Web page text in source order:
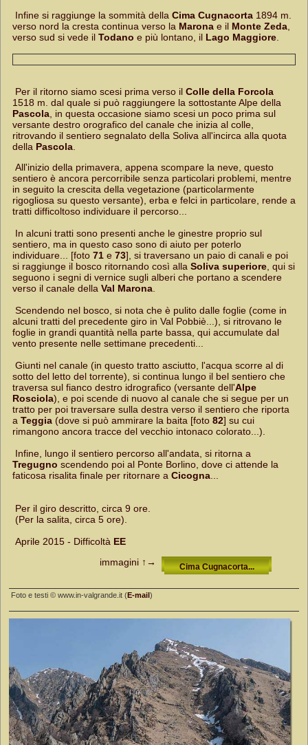
Infine si raggiunge la sommità della Cima Cugnacorta 1894 m.
verso nord la cresta continua verso la Marona e il Monte Zeda,
verso sud si vede il Todano e più lontano, il Lago Maggiore.
Per il ritorno siamo scesi prima verso il Colle della Forcola
1518 m. dal quale si può raggiungere la sottostante Alpe della
Pascola, in questa occasione siamo scesi un poco prima sul
versante destro orografico del canale che inizia al colle,
ritrovando il sentiero segnalato della Soliva all'incirca alla quota
della Pascola.
All'inizio della primavera, appena scompare la neve, questo
sentiero è ancora percorribile senza particolari problemi, mentre
in seguito la crescita della vegetazione (particolarmente
rigogliosa su questo versante), erba e felci in particolare, rende a
tratti difficoltoso individuare il percorso...
In alcuni tratti sono presenti anche le ginestre proprio sul
sentiero, ma in questo caso sono di aiuto per poterlo
individuare... [foto 71 e 73], si traversano un paio di canali e poi
si raggiunge il bosco ritornando così alla Soliva superiore, qui si
seguono i segni di vernice sugli alberi che portano a scendere
verso il canale della Val Marona.
Scendendo nel bosco, si nota che è pulito dalle foglie (come in
alcuni tratti del precedente giro in Val Pobbiè...), si ritrovano le
foglie in grandi quantità nella parte bassa, qui accumulate dal
vento presente nelle settimane precedenti...
Giunti nel canale (in questo tratto asciutto, l'acqua scorre al di
sotto del letto del torrente), si continua lungo il bel sentiero che
traversa sul fianco destro idrografico (versante dell'Alpe
Rosciola), e poi scende di nuovo al canale che si segue per un
tratto per poi traversare sulla destra verso il sentiero che riporta
a Teggia (dove si può ammirare la baita [foto 82] su cui
rimangono ancora tracce del vecchio intonaco colorato...).
Infine, lungo il sentiero percorso all'andata, si ritorna a
Tregugno scendendo poi al Ponte Borlino, dove ci attende la
faticosa risalita finale per ritornare a Cicogna...
Per il giro descritto, circa 9 ore.
(Per la salita, circa 5 ore).
Aprile 2015 - Difficoltà EE
Cima Cugnacorta...
immagini ↑→
Foto e testi © www.in-valgrande.it (E-mail )